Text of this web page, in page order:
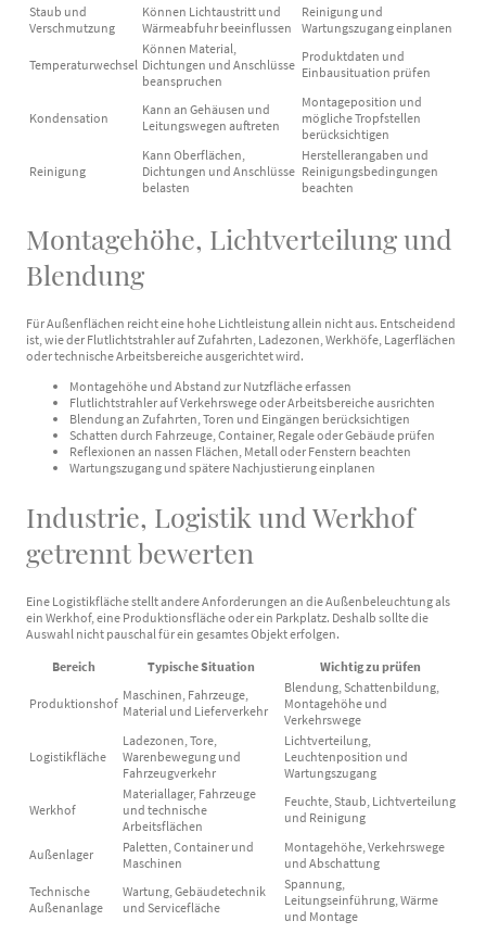
Staub und
Verschmutzung
Können Lichtaustritt und
Wärmeabfuhr beeinflussen
Reinigung und
Wartungszugang einplanen
Temperaturwechsel
Können Material,
Dichtungen und Anschlüsse
beanspruchen
Produktdaten und
Einbausituation prüfen
Kondensation
Kann an Gehäusen und
Leitungswegen auftreten
Montageposition und
mögliche Tropfstellen
berücksichtigen
Reinigung
Kann Oberflächen,
Dichtungen und Anschlüsse
belasten
Herstellerangaben und
Reinigungsbedingungen
beachten
Montagehöhe, Lichtverteilung und
Blendung
Für Außenflächen reicht eine hohe Lichtleistung allein nicht aus. Entscheidend
ist, wie der Flutlichtstrahler auf Zufahrten, Ladezonen, Werkhöfe, Lagerflächen
oder technische Arbeitsbereiche ausgerichtet wird.
Montagehöhe und Abstand zur Nutzfläche erfassen
Flutlichtstrahler auf Verkehrswege oder Arbeitsbereiche ausrichten
Blendung an Zufahrten, Toren und Eingängen berücksichtigen
Schatten durch Fahrzeuge, Container, Regale oder Gebäude prüfen
Reflexionen an nassen Flächen, Metall oder Fenstern beachten
Wartungszugang und spätere Nachjustierung einplanen
Industrie, Logistik und Werkhof
getrennt bewerten
Eine Logistikfläche stellt andere Anforderungen an die Außenbeleuchtung als
ein Werkhof, eine Produktionsfläche oder ein Parkplatz. Deshalb sollte die
Auswahl nicht pauschal für ein gesamtes Objekt erfolgen.
Bereich Typische Situation Wichtig zu prüfen
Produktionshof
Maschinen, Fahrzeuge,
Material und Lieferverkehr
Blendung, Schattenbildung,
Montagehöhe und
Verkehrswege
Logistikfläche
Ladezonen, Tore,
Warenbewegung und
Fahrzeugverkehr
Lichtverteilung,
Leuchtenposition und
Wartungszugang
Werkhof
Materiallager, Fahrzeuge
und technische
Arbeitsflächen
Feuchte, Staub, Lichtverteilung
und Reinigung
Außenlager
Paletten, Container und
Maschinen
Montagehöhe, Verkehrswege
und Abschattung
Technische
Außenanlage
Wartung, Gebäudetechnik
und Servicefläche
Spannung,
Leitungseinführung, Wärme
und Montage